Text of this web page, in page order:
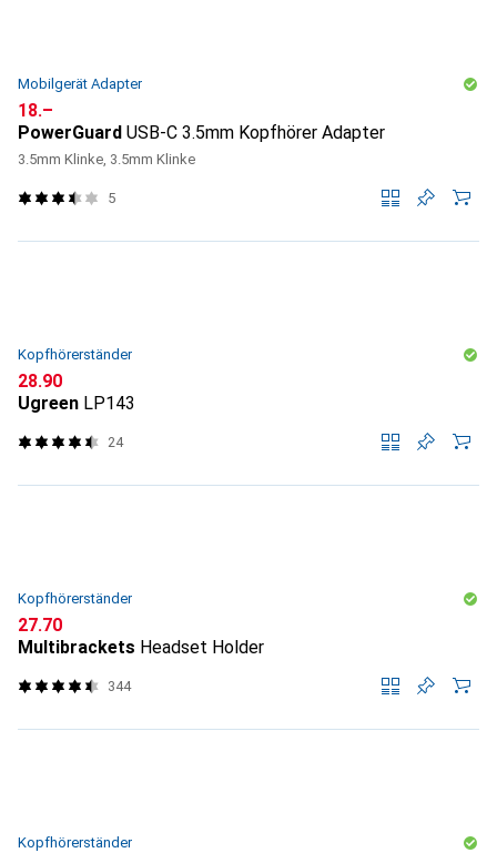
Mobilgerät Adapter
CHF
18.–
PowerGuard USB-C 3.5mm Kopfhörer Adapter
3.5mm Klinke, 3.5mm Klinke
5
Kopfhörerständer
CHF
28.90
Ugreen LP143
24
Kopfhörerständer
CHF
27.70
Multibrackets Headset Holder
344
Kopfhörerständer